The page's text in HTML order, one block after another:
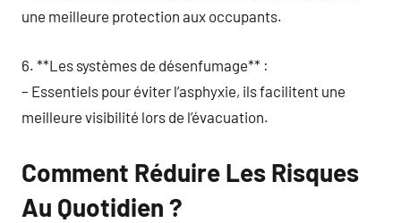
une meilleure protection aux occupants.
6. **Les systèmes de désenfumage** :
– Essentiels pour éviter l’asphyxie, ils facilitent une
meilleure visibilité lors de l’évacuation.
Comment Réduire Les Risques
Au Quotidien ?